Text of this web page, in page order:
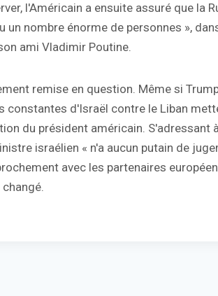
l'Américain a ensuite assuré que la
un nombre énorme de personnes »,
ami Vladimir Poutine.
remise en question. Même si
constantes d'Israël contre le Liban
du président américain. S'adressant
israélien « n'a aucun putain de
avec les partenaires